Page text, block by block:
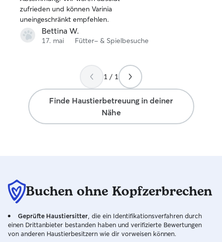
Sternen
zufrieden und können Varinia
uneingeschränkt empfehlen.
Bettina W.
17. mai Fütter- & Spielbesuche
1 / 1
Finde Haustierbetreuung in deiner
Nähe
Buchen ohne Kopfzerbrechen
Geprüfte Haustiersitter , die ein Identifikationsverfahren durch
einen Drittanbieter bestanden haben und verifizierte Bewertungen
von anderen Haustierbesitzern wie dir vorweisen können.